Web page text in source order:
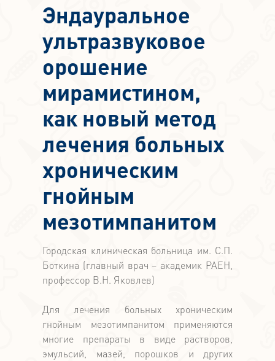
Эндауральное
ультразвуковое
орошение
мирамистином,
как новый метод
лечения больных
хроническим
гнойным
мезотимпанитом
Городская клиническая больница им. С.П.
Боткина (главный врач – академик РАЕН,
профессор В.Н. Яковлев)
Для лечения больных хроническим
гнойным мезотимпанитом применяются
многие препараты в виде растворов,
эмульсий, мазей, порошков и других